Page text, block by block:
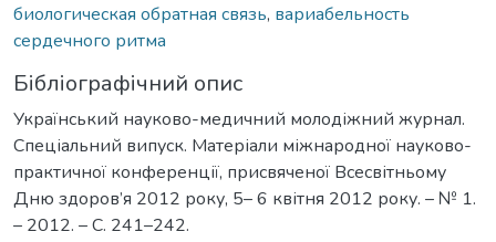
биологическая обратная связь, вариабельность
сердечного ритма
Бібліографічний опис
Український науково-медичний молодіжний журнал.
Спеціальний випуск. Матеріали міжнародної науково-
практичної конференції, присвяченої Всесвітньому
Дню здоров’я 2012 року, 5– 6 квітня 2012 року. – № 1.
– 2012. – С. 241–242.